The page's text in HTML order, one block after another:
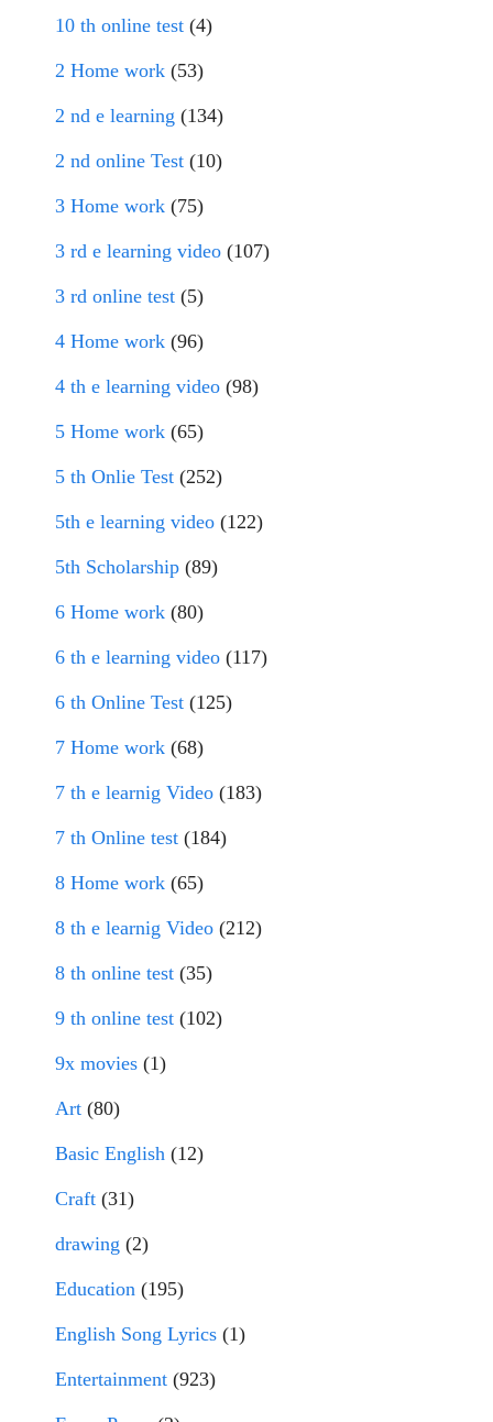
10 th online test (4)
2 Home work (53)
2 nd e learning (134)
2 nd online Test (10)
3 Home work (75)
3 rd e learning video (107)
3 rd online test (5)
4 Home work (96)
4 th e learning video (98)
5 Home work (65)
5 th Onlie Test (252)
5th e learning video (122)
5th Scholarship (89)
6 Home work (80)
6 th e learning video (117)
6 th Online Test (125)
7 Home work (68)
7 th e learnig Video (183)
7 th Online test (184)
8 Home work (65)
8 th e learnig Video (212)
8 th online test (35)
9 th online test (102)
9x movies (1)
Art (80)
Basic English (12)
Craft (31)
drawing (2)
Education (195)
English Song Lyrics (1)
Entertainment (923)